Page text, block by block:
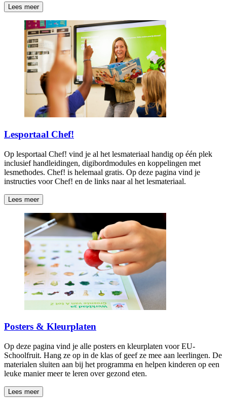
Lees meer
Lesportaal Chef!
Op lesportaal Chef! vind je al het lesmateriaal handig op één plek
inclusief handleidingen, digibordmodules en koppelingen met
lesmethodes. Chef! is helemaal gratis. Op deze pagina vind je
instructies voor Chef! en de links naar al het lesmateriaal.
Lees meer
Posters & Kleurplaten
Op deze pagina vind je alle posters en kleurplaten voor EU-
Schoolfruit. Hang ze op in de klas of geef ze mee aan leerlingen. De
materialen sluiten aan bij het programma en helpen kinderen op een
leuke manier meer te leren over gezond eten.
Lees meer